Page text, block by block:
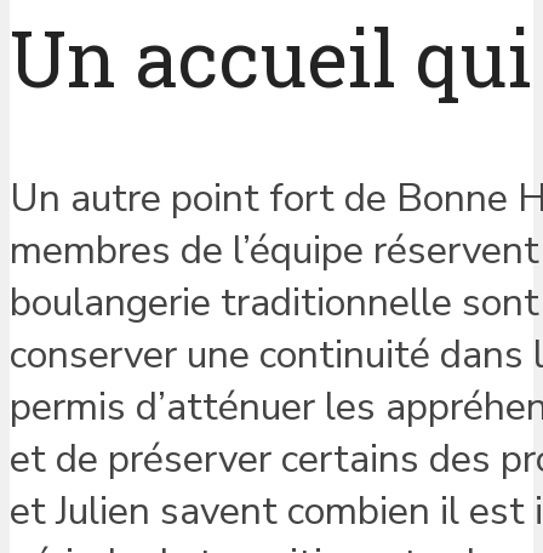
Un accueil
Un autre point fort de Bonne
membres de l’équipe
boulangerie traditionnelle
conserver une continuité
permis d’atténuer les
et de préserver certains des
et Julien savent combien il